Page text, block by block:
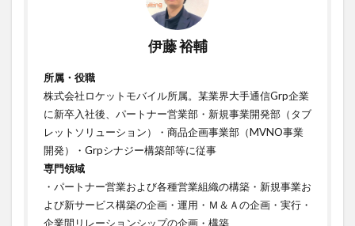
伊藤 裕輔
所属・役職
株式会社ロケットモバイル所属。某業界大手通信Grp企業
に新卒入社後、パートナー営業部・新規事業開発部（タブ
レットソリューション）・商品企画事業部（MVNO事業
開発）・Grpシナジー構築部等に従事
専門領域
・パートナー営業および各種営業組織の構築・新規事業お
よび新サービス構築の企画・運用・Ｍ＆Ａの企画・実行・
企業間リレーションシップの企画・構築ㅤㅤㅤㅤㅤㅤㅤㅤ